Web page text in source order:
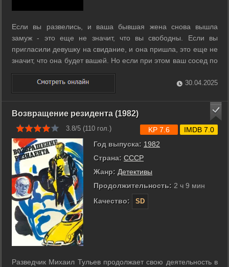
Если вы развелись, и ваша бывшая жена снова вышла
замуж - это еще не значит, что вы свободны. Если вы
пригласили девушку на свидание, и она пришла, это еще не
значит, что она будет вашей. Но если при этом ваш сосед по
коммуналке - аспирант Костик, то можете быть уверены -
все будет хорошо. ...
30.04.2025
Возвращение резидента (1982)
3.8/5 (110 гол.)
Год выпуска: 1982
Страна: СССР
Жанр: Детективы
Продолжительность: 2 ч 9 мин
Качество:
SD
KP 7.6 IMDB 7.0
Разведчик Михаил Тульев продолжает свою деятельность в